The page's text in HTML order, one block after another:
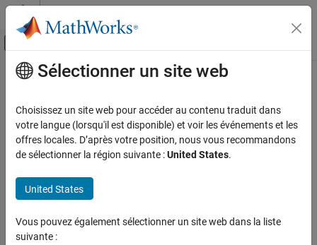
Passer au contenu
Activer/désactiver l'affichage du menu
Accueil de la documentation
Contenu principal
How useful was this information?
Sélectionner un site web
Choisissez un site web pour accéder au contenu traduit dans
votre langue (lorsqu'il est disponible) et voir les événements et les
offres locales. D’après votre position, nous vous recommandons
de sélectionner la région suivante :United States.
United States
Vous pouvez également sélectionner un site web dans la liste
suivante :